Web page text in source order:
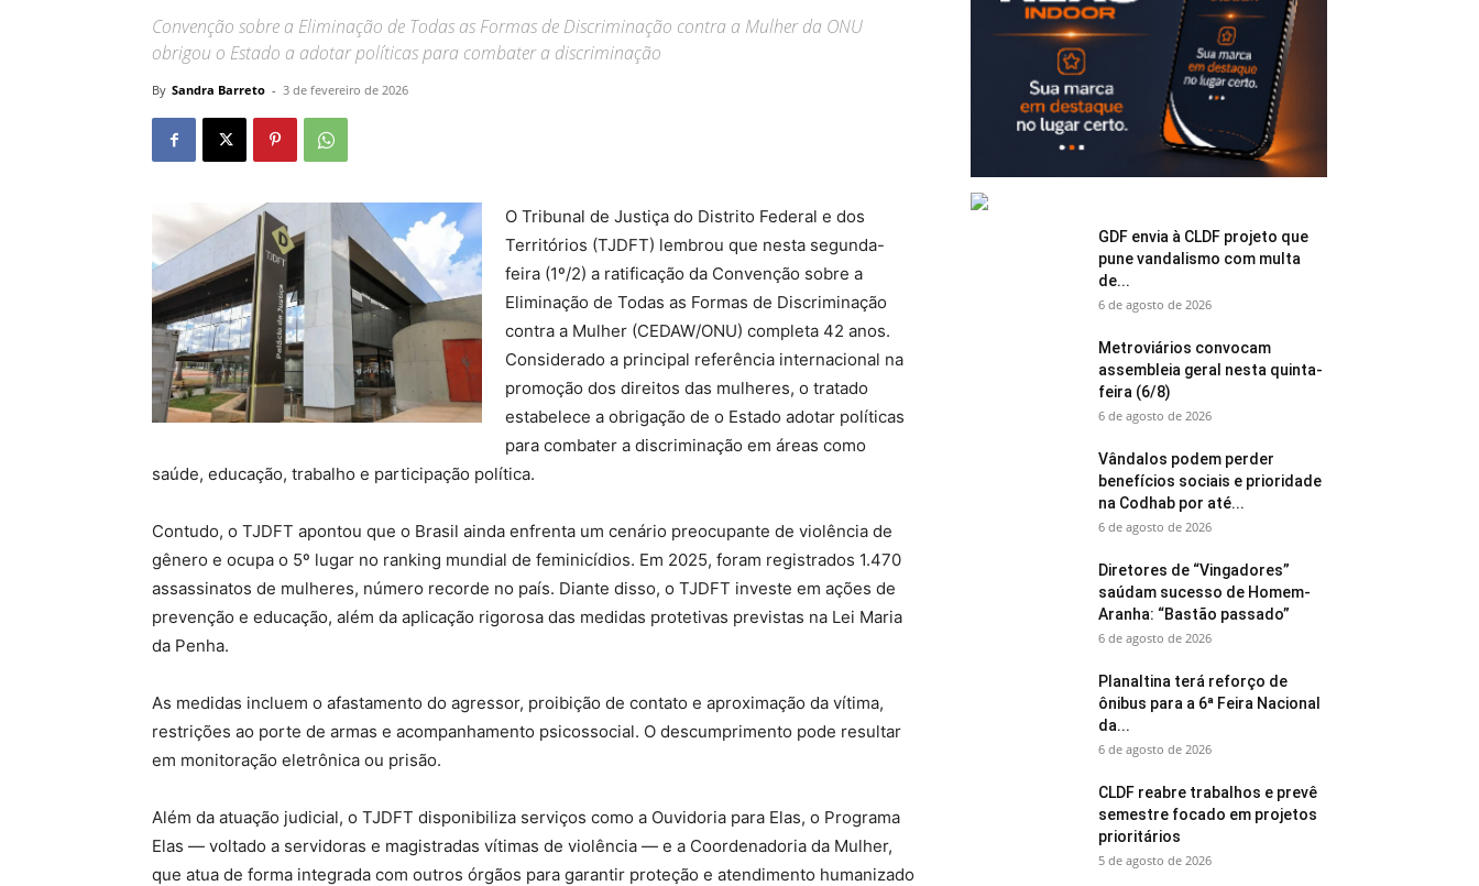
Convenção sobre a Eliminação de Todas as Formas de Discriminação contra a Mulher da ONU
obrigou o Estado a adotar políticas para combater a discriminação
By Sandra Barreto - 3 de fevereiro de 2026
O Tribunal de Justiça do Distrito Federal e dos
Territórios (TJDFT) lembrou que nesta segunda-
feira (1º/2) a ratificação da Convenção sobre a
Eliminação de Todas as Formas de Discriminação
contra a Mulher (CEDAW/ONU) completa 42 anos.
Considerado a principal referência internacional na
promoção dos direitos das mulheres, o tratado
estabelece a obrigação de o Estado adotar políticas
para combater a discriminação em áreas como
saúde, educação, trabalho e participação política.
Contudo, o TJDFT apontou que o Brasil ainda enfrenta um cenário preocupante de violência de
gênero e ocupa o 5º lugar no ranking mundial de feminicídios. Em 2025, foram registrados 1.470
assassinatos de mulheres, número recorde no país. Diante disso, o TJDFT investe em ações de
prevenção e educação, além da aplicação rigorosa das medidas protetivas previstas na Lei Maria
da Penha.
As medidas incluem o afastamento do agressor, proibição de contato e aproximação da vítima,
restrições ao porte de armas e acompanhamento psicossocial. O descumprimento pode resultar
em monitoração eletrônica ou prisão.
Além da atuação judicial, o TJDFT disponibiliza serviços como a Ouvidoria para Elas, o Programa
Elas — voltado a servidoras e magistradas vítimas de violência — e a Coordenadoria da Mulher,
que atua de forma integrada com outros órgãos para garantir proteção e atendimento humanizado
GDF envia à CLDF projeto que
pune vandalismo com multa
de...
6 de agosto de 2026
Metroviários convocam
assembleia geral nesta quinta-
feira (6/8)
6 de agosto de 2026
Vândalos podem perder
benefícios sociais e prioridade
na Codhab por até...
6 de agosto de 2026
Diretores de “Vingadores”
saúdam sucesso de Homem-
Aranha: “Bastão passado”
6 de agosto de 2026
Planaltina terá reforço de
ônibus para a 6ª Feira Nacional
da...
6 de agosto de 2026
CLDF reabre trabalhos e prevê
semestre focado em projetos
prioritários
5 de agosto de 2026